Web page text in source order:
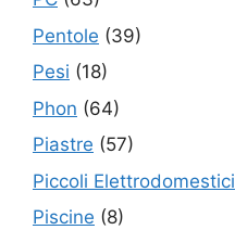
Pentole (39)
Pesi (18)
Phon (64)
Piastre (57)
Piccoli Elettrodomestici
Piscine (8)